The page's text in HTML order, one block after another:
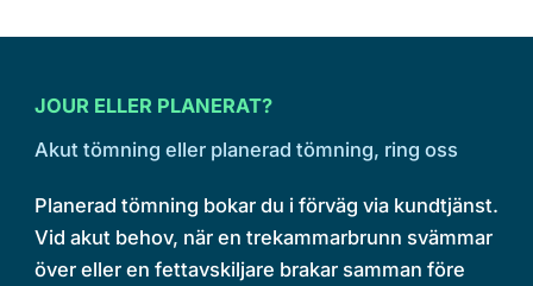
JOUR ELLER PLANERAT?
Akut tömning eller planerad tömning, ring oss
Planerad tömning bokar du i förväg via kundtjänst.
Vid akut behov, när en trekammarbrunn svämmar
över eller en fettavskiljare brakar samman före